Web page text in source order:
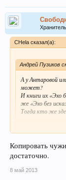
Хранитель
CHela сказал(а):
Андрей Пузиков
А у Антаровой
может?
И книги их «Эхо
же «Эхо без
Тогда кто же
Да, у Антаровой и
поверю, что Твое
Копировать
достаточно.
8 май 2013